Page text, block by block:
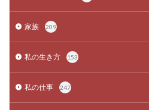
家族 209
私の生き方 153
私の仕事 247